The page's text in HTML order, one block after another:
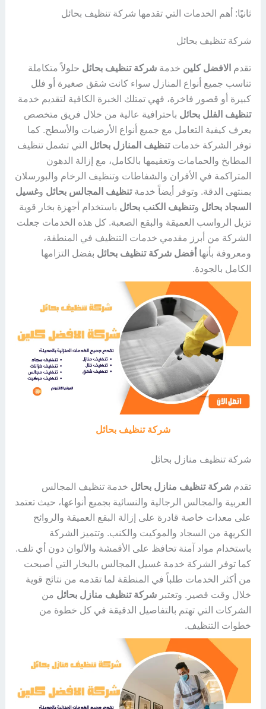
ثانيًا: أهم الخدمات التي تقدمها شركة تنظيف بحائل
شركة تنظيف بحائل
تقدم الافضل كلين خدمة شركة تنظيف بحائل حلولاً متكاملة
تناسب جميع أنواع المنازل سواء كانت شقق صغيرة أو فلل
كبيرة أو قصور فاخرة، فهي تمتلك الخبرة الكافية لتقديم خدمة
تنظيف الفلل بحائل باحترافية عالية من خلال فريق متخصص
يعرف كيفية التعامل مع جميع أنواع الأرضيات والأسطح. كما
توفر الشركة خدماتتنظيف المنازل بحائل التي تشمل تنظيف
المطابخ والحمامات وتعقيمها بالكامل، مع إزالة الدهون
المتراكمة في الأفران والشفاطات وتنظيف الرخام والبورسلان
بمنتهى الدقة. وتوفر أيضاً خدمةتنظيف المجالس بحائل وغسيل
السجاد بحائل وتنظيف الكنب بحائل باستخدام أجهزة بخار قوية
تزيل الرواسب العميقة والبقع الصعبة. كل هذه الخدمات جعلت
الشركة من أبرز مقدمي خدمات التنظيف في المنطقة،
ومعروفة بأنها أفضل شركة تنظيف بحائل بفضل التزامها
الكامل بالجودة.
شركة تنظيف بحائل
شركة تنظيف منازل بحائل
تقدم شركة تنظيف منازل بحائل خدمة تنظيف المجالس
العربية والمجالس الرجالية والنسائية بجميع أنواعها، حيث تعتمد
على معدات خاصة قادرة على إزالة البقع العميقة والروائح
الكريهة من السجاد والموكيت والكنب. وتتميز الشركة
باستخدام مواد آمنة تحافظ على الأقمشة والألوان دون أي تلف.
كما توفر الشركة خدمة غسيل المجالس بالبخار التي أصبحت
من أكثر الخدمات طلباً في المنطقة لما تقدمه من نتائج قوية
خلال وقت قصير. وتعتبر شركة تنظيف منازل بحائل من
الشركات التي تهتم بالتفاصيل الدقيقة في كل خطوة من
خطوات التنظيف.